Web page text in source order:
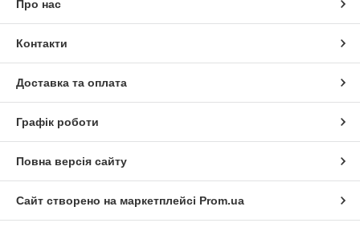
Про нас
Контакти
Доставка та оплата
Графік роботи
Повна версія сайту
Сайт створено на маркетплейсі Prom.ua